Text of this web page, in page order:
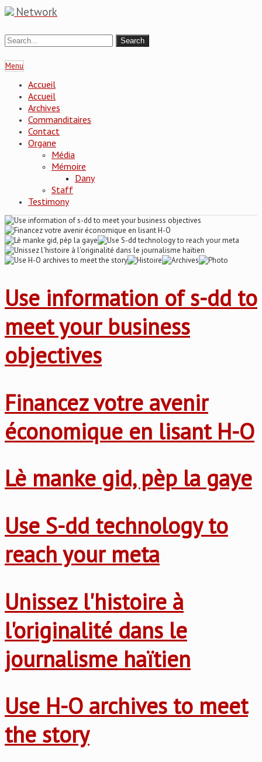
Network
Menu
Accueil
Accueil
Archives
Commanditaires
Contact
Organe
Média
Mémoire
Dany
Staff
Testimony
Use information of s-dd to
meet your business
objectives
Financez votre avenir
économique en lisant H-O
Lè manke gid, pèp la gaye
Use S-dd technology to
reach your meta
Unissez l'histoire à
l'originalité dans le
journalisme haïtien
Use H-O archives to meet
the story